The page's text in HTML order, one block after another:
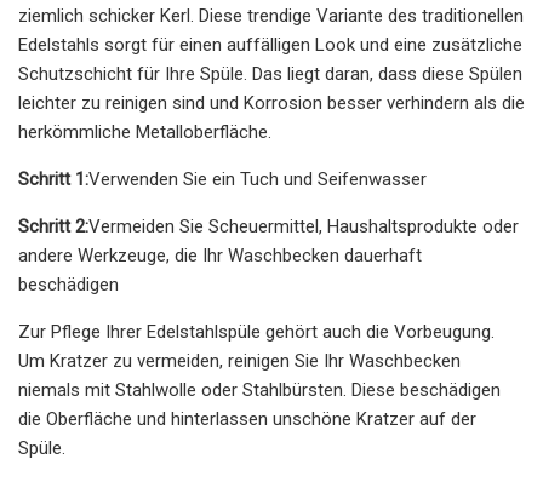
ziemlich schicker Kerl. Diese trendige Variante des traditionellen
Edelstahls sorgt für einen auffälligen Look und eine zusätzliche
Schutzschicht für Ihre Spüle. Das liegt daran, dass diese Spülen
leichter zu reinigen sind und Korrosion besser verhindern als die
herkömmliche Metalloberfläche.
Schritt 1:Verwenden Sie ein Tuch und Seifenwasser
Schritt 2:Vermeiden Sie Scheuermittel, Haushaltsprodukte oder
andere Werkzeuge, die Ihr Waschbecken dauerhaft
beschädigen
Zur Pflege Ihrer Edelstahlspüle gehört auch die Vorbeugung.
Um Kratzer zu vermeiden, reinigen Sie Ihr Waschbecken
niemals mit Stahlwolle oder Stahlbürsten. Diese beschädigen
die Oberfläche und hinterlassen unschöne Kratzer auf der
Spüle.